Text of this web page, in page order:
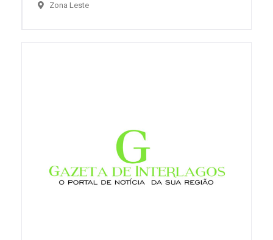
Zona Leste